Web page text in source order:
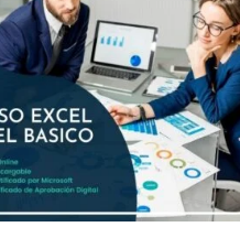
Valorado
con5.00de
5